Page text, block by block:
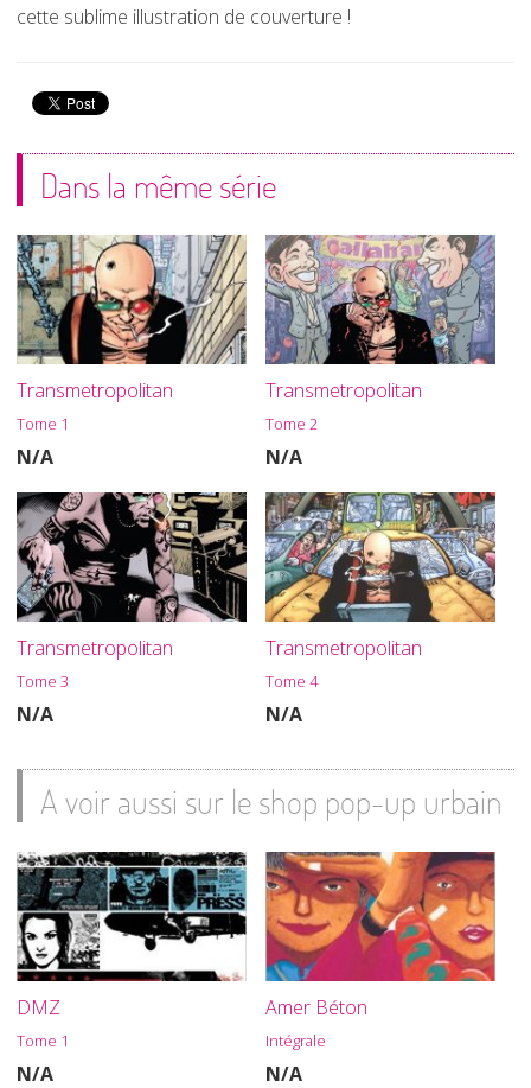
cette sublime illustration de couverture !
Dans la même série
Transmetropolitan
Tome 1
N/A
Transmetropolitan
Tome 2
N/A
Transmetropolitan
Tome 3
N/A
Transmetropolitan
Tome 4
N/A
A voir aussi sur le shop pop-up urbain
DMZ
Tome 1
N/A
Amer Béton
Intégrale
N/A